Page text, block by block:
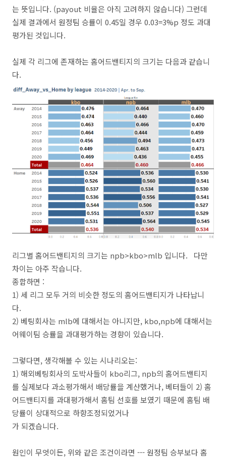
는 뜻입니다. (payout 비율은 아직 고려하지 않습니다) 그런데
실제 결과에서 원정팀 승률이 0.45일 경우 0.03=3%p 정도 과대
평가된 것입니다.
실제 각 리그에 존재하는 홈어드밴티지의 크기는 다음과 같습니
다.
리그별 홈어드밴티지의 크기는 npb>kbo>mlb 입니다. 다만
차이는 아주 작습니다.
종합하면 :
1) 세 리그 모두 거의 비슷한 정도의 홈어드밴티지가 나타납니
다.
2) 베팅회사는 mlb에 대해서는 아니지만, kbo,npb에 대해서는
어웨이팀 승률을 과대평가하는 경향이 있습니다.
그렇다면, 생각해볼 수 있는 시나리오는:
1) 해외베팅회사의 도박사들이 kbo리그, npb의 홈어드밴티지
를 실제보다 과소평가해서 배당률을 계산했거나, 베터들이 2) 홈
어드밴티지를 과대평가해서 홈팀 선호를 보였기 때문에 홈팀 배
당률이 상대적으로 하향조정되었거나
가 되겠습니다.
원인이 무엇이든, 위와 같은 조건이라면 --- 원정팀 승부보다 홈